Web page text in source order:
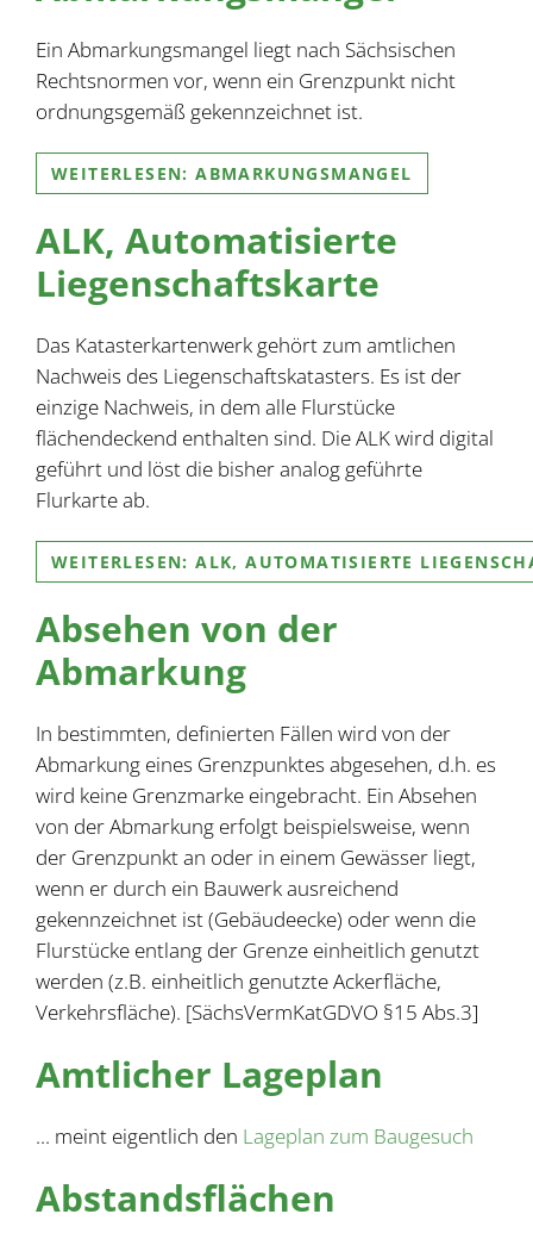
Ein Abmarkungsmangel liegt nach Sächsischen
Rechtsnormen vor, wenn ein Grenzpunkt nicht
ordnungsgemäß gekennzeichnet ist.
WEITERLESEN: ABMARKUNGSMANGEL
ALK, Automatisierte
Liegenschaftskarte
Das Katasterkartenwerk gehört zum amtlichen
Nachweis des Liegenschaftskatasters. Es ist der
einzige Nachweis, in dem alle Flurstücke
flächendeckend enthalten sind. Die ALK wird digital
geführt und löst die bisher analog geführte
Flurkarte ab.
WEITERLESEN: ALK, AUTOMATISIERTE
Absehen von der
Abmarkung
In bestimmten, definierten Fällen wird von der
Abmarkung eines Grenzpunktes abgesehen, d.h. es
wird keine Grenzmarke eingebracht. Ein Absehen
von der Abmarkung erfolgt beispielsweise, wenn
der Grenzpunkt an oder in einem Gewässer liegt,
wenn er durch ein Bauwerk ausreichend
gekennzeichnet ist (Gebäudeecke) oder wenn die
Flurstücke entlang der Grenze einheitlich genutzt
werden (z.B. einheitlich genutzte Ackerfläche,
Verkehrsfläche). [SächsVermKatGDVO §15 Abs.3]
Amtlicher Lageplan
... meint eigentlich den Lageplan zum Baugesuch
Abstandsflächen